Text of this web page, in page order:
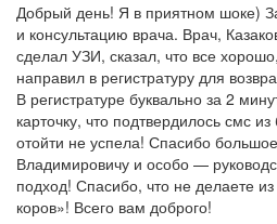
Добрый день! Я в приятном шоке)
и консультацию врача. Врач,
сделал УЗИ, сказал, что все
направил в регистратуру для
В регистратуре буквально за 2
карточку, что подтвердилось смс
отойти не успела! Спасибо
Владимировичу и особо —
подход! Спасибо, что не делаете
коров»! Всего вам доброго!